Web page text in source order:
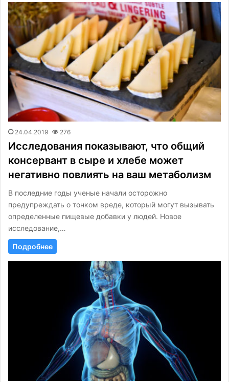
24.04.2019 276
Исследования показывают, что общий
консервант в сыре и хлебе может
негативно повлиять на ваш метаболизм
В последние годы ученые начали осторожно
предупреждать о тонком вреде, который могут вызывать
определенные пищевые добавки у людей. Новое
исследование,…
Подробнее